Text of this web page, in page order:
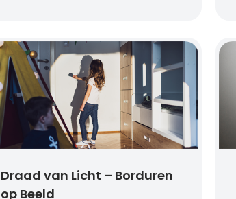
Draad van Licht – Borduren
op Beeld